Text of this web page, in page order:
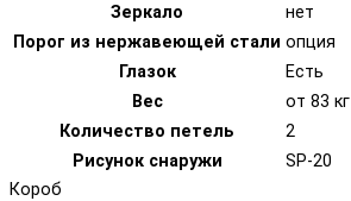
Зеркало
нет
Порог из нержавеющей стали опция
Глазок
Есть
Вес
от 83 кг
Количество петель
2
Рисунок снаружи
SP-20
Короб